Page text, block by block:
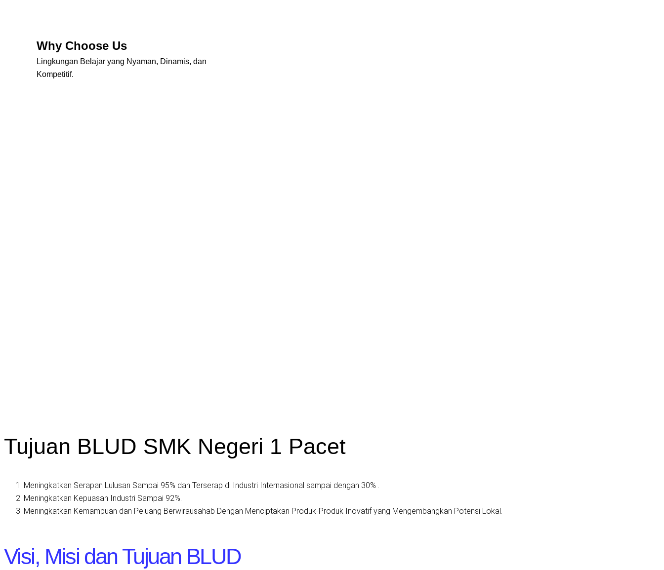
Why Choose Us
Lingkungan Belajar yang Nyaman, Dinamis, dan
Kompetitif.
Tujuan BLUD SMK Negeri 1 Pacet
Meningkatkan Serapan Lulusan Sampai 95% dan Terserap di Industri Internasional sampai dengan 30% .
Meningkatkan Kepuasan Industri Sampai 92%.
Meningkatkan Kemampuan dan Peluang Berwirausahab Dengan Menciptakan Produk-Produk Inovatif yang Mengembangkan Potensi Lokal.
Visi, Misi dan Tujuan BLUD